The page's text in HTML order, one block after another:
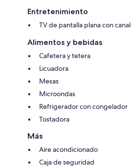
Entretenimiento
TV de pantalla plana con
Alimentos y bebidas
Cafetera y tetera
Licuadora
Mesas
Microondas
Refrigerador con congelador
Tostadora
Más
Aire acondicionado
Caja de seguridad